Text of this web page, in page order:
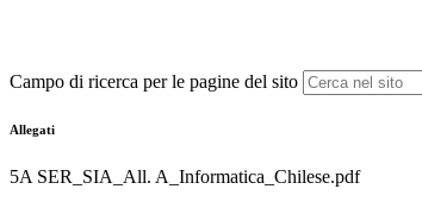
Campo di ricerca per le pagine del sito
Allegati
5A SER_SIA_All. A_Informatica_Chilese.pdf